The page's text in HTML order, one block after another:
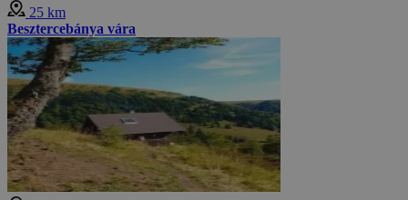
25 km
Besztercebánya vára